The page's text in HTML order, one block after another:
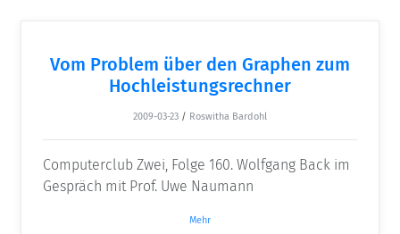
Vom Problem über den Graphen zum
Hochleistungsrechner
2009-03-23 / Roswitha Bardohl
Computerclub Zwei, Folge 160. Wolfgang Back im
Gespräch mit Prof. Uwe Naumann
Mehr